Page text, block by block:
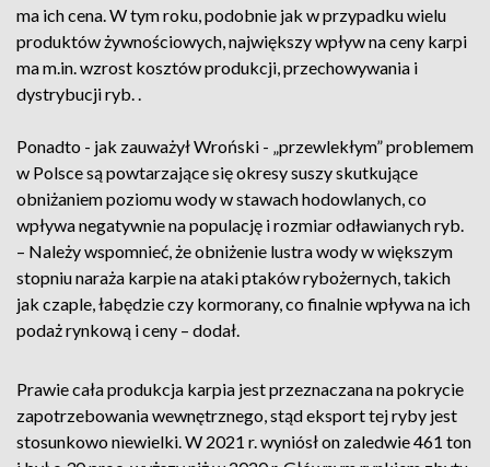
ma ich cena. W tym roku, podobnie jak w przypadku wielu
produktów żywnościowych, największy wpływ na ceny karpi
ma m.in. wzrost kosztów produkcji, przechowywania i
dystrybucji ryb. .
Ponadto - jak zauważył Wroński - „przewlekłym” problemem
w Polsce są powtarzające się okresy suszy skutkujące
obniżaniem poziomu wody w stawach hodowlanych, co
wpływa negatywnie na populację i rozmiar odławianych ryb.
– Należy wspomnieć, że obniżenie lustra wody w większym
stopniu naraża karpie na ataki ptaków rybożernych, takich
jak czaple, łabędzie czy kormorany, co finalnie wpływa na ich
podaż rynkową i ceny – dodał.
Prawie cała produkcja karpia jest przeznaczana na pokrycie
zapotrzebowania wewnętrznego, stąd eksport tej ryby jest
stosunkowo niewielki. W 2021 r. wyniósł on zaledwie 461 ton